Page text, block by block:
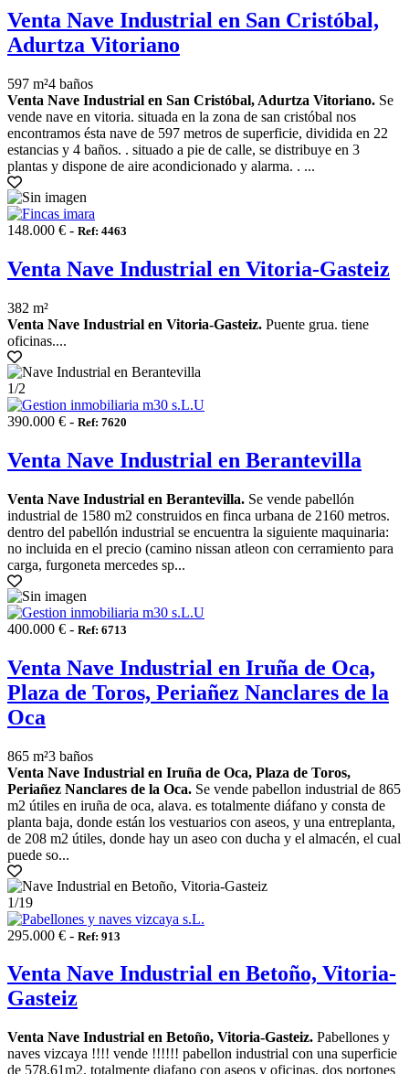
Venta Nave Industrial en San Cristóbal,
Adurtza Vitoriano
597 m²4 baños
Venta Nave Industrial en San Cristóbal, Adurtza Vitoriano. Se
vende nave en vitoria. situada en la zona de san cristóbal nos
encontramos ésta nave de 597 metros de superficie, dividida en 22
estancias y 4 baños. . situado a pie de calle, se distribuye en 3
plantas y dispone de aire acondicionado y alarma. . ...
148.000 € - Ref: 4463
Venta Nave Industrial en Vitoria-Gasteiz
382 m²
Venta Nave Industrial en Vitoria-Gasteiz. Puente grua. tiene
oficinas....
1/2
390.000 € - Ref: 7620
Venta Nave Industrial en Berantevilla
Venta Nave Industrial en Berantevilla. Se vende pabellón
industrial de 1580 m2 construidos en finca urbana de 2160 metros.
dentro del pabellón industrial se encuentra la siguiente maquinaria:
no incluida en el precio (camino nissan atleon con cerramiento para
carga, furgoneta mercedes sp...
400.000 € - Ref: 6713
Venta Nave Industrial en Iruña de Oca,
Plaza de Toros, Periañez Nanclares de la
Oca
865 m²3 baños
Venta Nave Industrial en Iruña de Oca, Plaza de Toros,
Periañez Nanclares de la Oca. Se vende pabellon industrial de 865
m2 útiles en iruña de oca, alava. es totalmente diáfano y consta de
planta baja, donde están los vestuarios con aseos, y una entreplanta,
de 208 m2 útiles, donde hay un aseo con ducha y el almacén, el cual
puede so...
1/19
295.000 € - Ref: 913
Venta Nave Industrial en Betoño, Vitoria-
Gasteiz
Venta Nave Industrial en Betoño, Vitoria-Gasteiz. Pabellones y
naves vizcaya !!!! vende !!!!!! pabellon industrial con una superficie
de 578,61m2. totalmente diafano con aseos y oficinas. dos portones